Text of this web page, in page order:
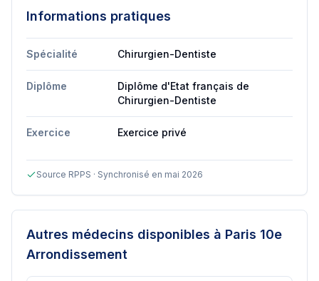
Informations pratiques
Spécialité Chirurgien-Dentiste
Diplôme
Diplôme d'Etat français de
Chirurgien-Dentiste
Exercice Exercice privé
Source RPPS · Synchronisé en mai 2026
Autres médecins disponibles à Paris 10e
Arrondissement